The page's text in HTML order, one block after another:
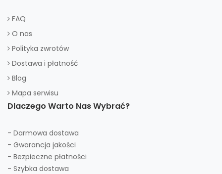
FAQ
O nas
Polityka zwrotów
Dostawa i płatność
Blog
Mapa serwisu
Dlaczego Warto Nas Wybrać?
- Darmowa dostawa
- Gwarancja jakości
- Bezpieczne płatności
- Szybka dostawa